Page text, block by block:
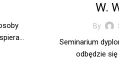
W.
By
Seminarium
odbędzie się